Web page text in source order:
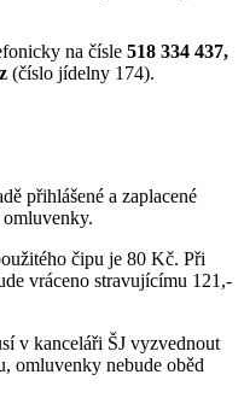
na čísle 518 334 437,
(číslo jídelny 174).
přihlášené a zaplacené
čipu je 80 Kč. Při
vráceno stravujícímu 121,-
v kanceláři ŠJ vyzvednout
omluvenky nebude oběd